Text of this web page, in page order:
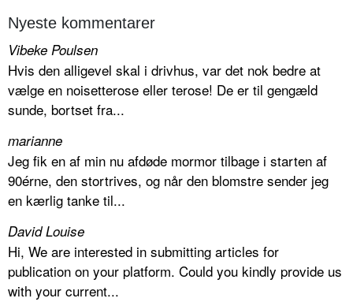
Nyeste kommentarer
Vibeke Poulsen
Hvis den alligevel skal i drivhus, var det nok bedre at
vælge en noisetterose eller terose! De er til gengæld
sunde, bortset fra...
marianne
Jeg fik en af min nu afdøde mormor tilbage i starten af
90érne, den stortrives, og når den blomstre sender jeg
en kærlig tanke til...
David Louise
Hi, We are interested in submitting articles for
publication on your platform. Could you kindly provide us
with your current...